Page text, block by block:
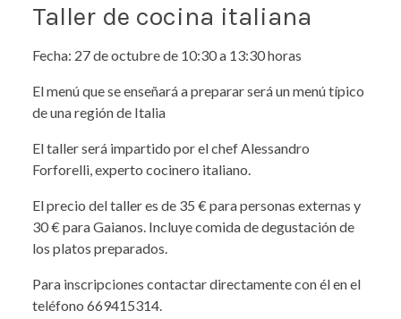
Taller de cocina italiana
Fecha: 27 de octubre de 10:30 a 13:30 horas
El menú que se enseñará a preparar será un menú típico
de una región de Italia
El taller será impartido por el chef Alessandro
Forforelli, experto cocinero italiano.
El precio del taller es de 35 € para personas externas y
30 € para Gaianos. Incluye comida de degustación de
los platos preparados.
Para inscripciones contactar directamente con él en el
teléfono 669415314.